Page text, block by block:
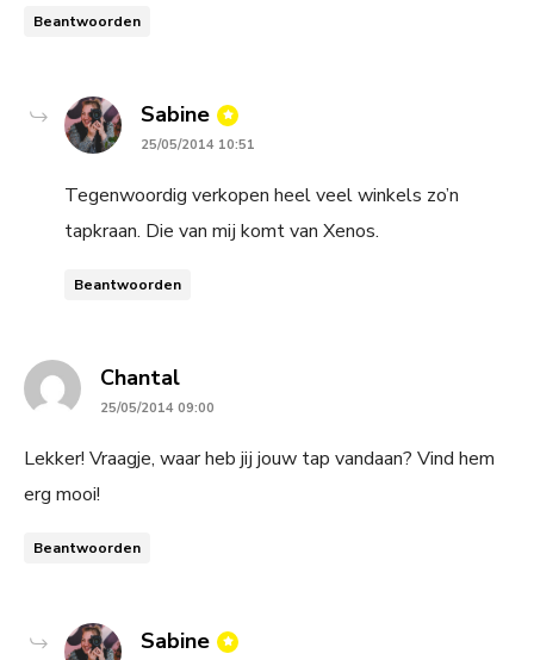
Beantwoorden
Sabine says:
25/05/2014 10:51
Tegenwoordig verkopen heel veel winkels zo’n
tapkraan. Die van mij komt van Xenos.
Beantwoorden
Chantalsays:
25/05/2014 09:00
Lekker! Vraagje, waar heb jij jouw tap vandaan? Vind hem
erg mooi!
Beantwoorden
Sabine says: